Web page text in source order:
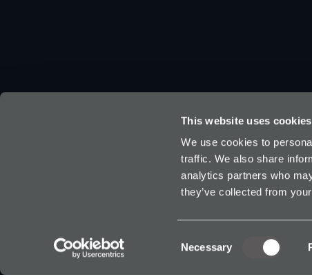
This website uses cookies
We use cookies to
traffic. We also share
analytics partners who
they’ve collected from
Selection
Necessary
Trots gevestigd in Nederland